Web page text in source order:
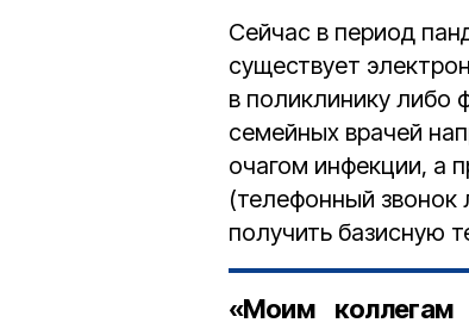
Сейчас в период
существует
в поликлинику либо
семейных врачей
очагом инфекции, а
(телефонный звонок
получить базисную
«Моим